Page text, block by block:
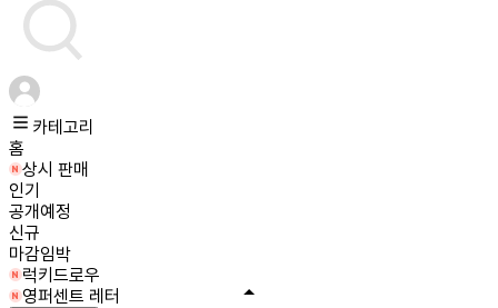
카테고리
홈
상시 판매
인기
공개예정
신규
마감임박
럭키드로우
영퍼센트 레터